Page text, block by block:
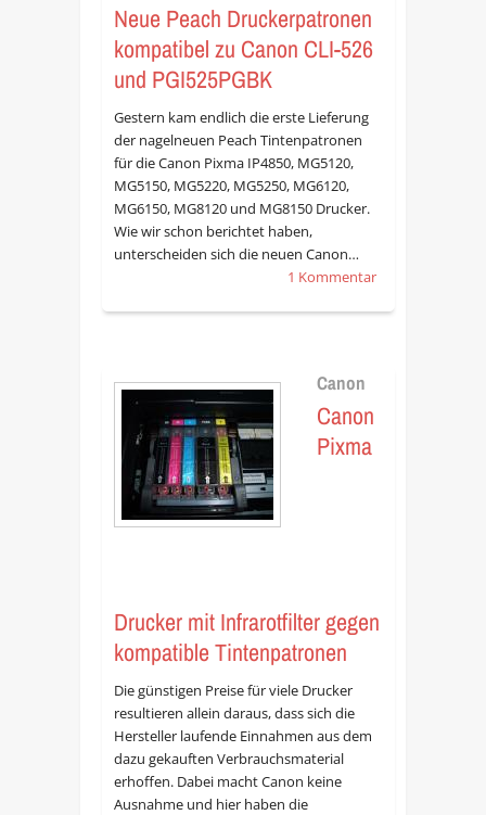
Neue Peach Druckerpatronen
kompatibel zu Canon CLI-526
und PGI525PGBK
Gestern kam endlich die erste Lieferung
der nagelneuen Peach Tintenpatronen
für die Canon Pixma IP4850, MG5120,
MG5150, MG5220, MG5250, MG6120,
MG6150, MG8120 und MG8150 Drucker.
Wie wir schon berichtet haben,
unterscheiden sich die neuen Canon…
1 Kommentar
Canon
Canon
Pixma
Drucker mit Infrarotfilter gegen
kompatible Tintenpatronen
Die günstigen Preise für viele Drucker
resultieren allein daraus, dass sich die
Hersteller laufende Einnahmen aus dem
dazu gekauften Verbrauchsmaterial
erhoffen. Dabei macht Canon keine
Ausnahme und hier haben die